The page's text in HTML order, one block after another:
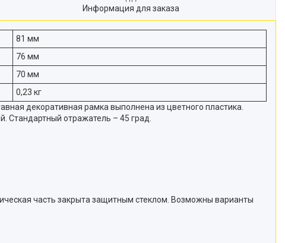
Информация для заказа
81 мм
76 мм
70 мм
0,23 кг
декоративная рамка выполнена из цветного пластика.
Стандартный отражатель – 45 град.
часть закрыта защитным стеклом. Возможны варианты